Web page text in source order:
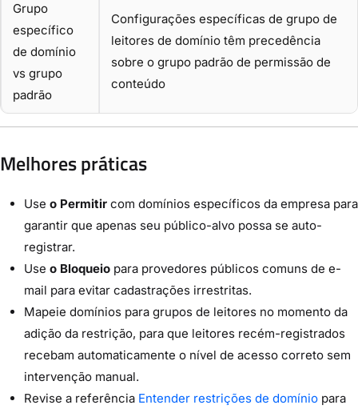
Grupo
específico
de domínio
vs grupo
padrão
Configurações específicas de grupo de
leitores de domínio têm precedência
sobre o grupo padrão de permissão de
conteúdo
Melhores práticas
Use o Permitir com domínios específicos da empresa para
garantir que apenas seu público-alvo possa se auto-
registrar.
Use o Bloqueio para provedores públicos comuns de e-
mail para evitar cadastrações irrestritas.
Mapeie domínios para grupos de leitores no momento da
adição da restrição, para que leitores recém-registrados
recebam automaticamente o nível de acesso correto sem
intervenção manual.
Revise a referência Entender restrições de domínio para